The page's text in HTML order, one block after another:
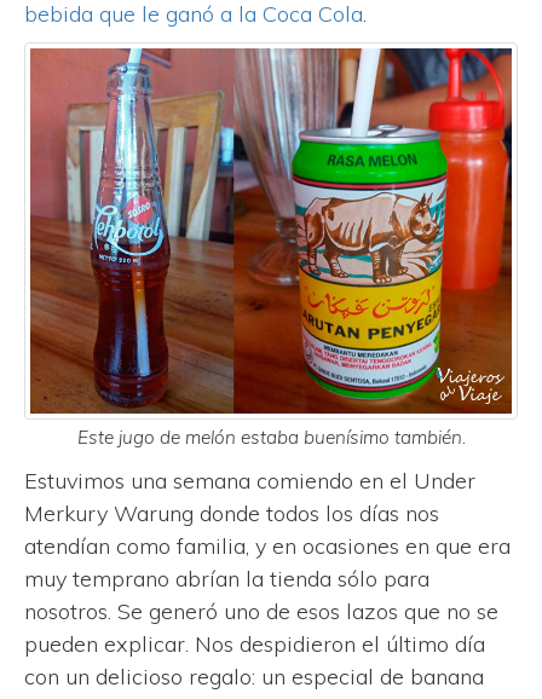
bebida que le ganó a la Coca Cola.
Este jugo de melón estaba buenísimo también.
Estuvimos una semana comiendo en el Under
Merkury Warung donde todos los días nos
atendían como familia, y en ocasiones en que era
muy temprano abrían la tienda sólo para
nosotros. Se generó uno de esos lazos que no se
pueden explicar. Nos despidieron el último día
con un delicioso regalo: un especial de banana